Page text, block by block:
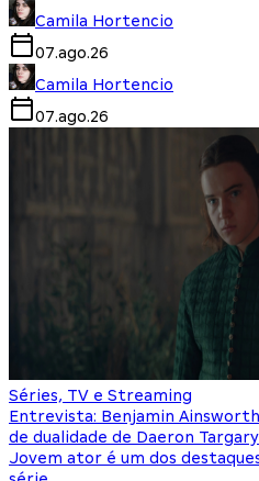
Camila Hortencio
07.ago.26
Camila Hortencio
07.ago.26
Séries, TV e Streaming
Entrevista: Benjamin
de dualidade de Daeron
Jovem ator é um dos